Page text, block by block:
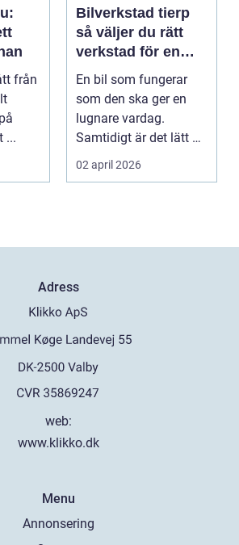
från
...
Bilverkstad tierp
så väljer du rätt
verkstad för en
tryggare bilvardag
En bil som fungerar
som den ska ger en
lugnare vardag.
Samtidigt är det lätt att
skjuta upp service ...
02 april 2026
Adress
web:
www.klikko.dk
Menu
Annonsering